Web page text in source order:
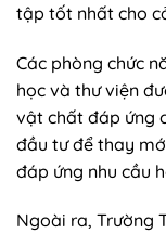
tập tốt nhất cho
Các phòng chức
học và thư viện
vật chất đáp ứng
đầu tư để thay
đáp ứng nhu cầu
Ngoài ra, Trường